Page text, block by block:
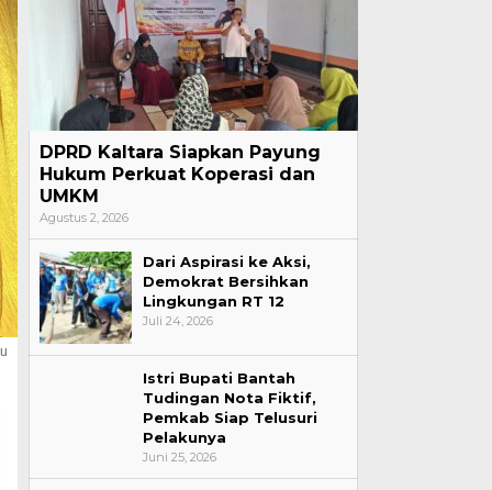
DPRD Kaltara Siapkan Payung
Hukum Perkuat Koperasi dan
UMKM
Agustus 2, 2026
Dari Aspirasi ke Aksi,
Demokrat Bersihkan
Lingkungan RT 12
Juli 24, 2026
Istri Bupati Bantah
Tudingan Nota Fiktif,
Pemkab Siap Telusuri
Pelakunya
Juni 25, 2026